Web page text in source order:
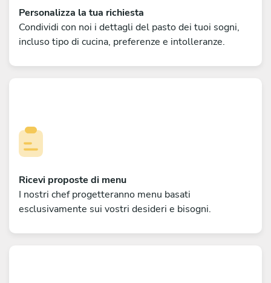
Personalizza la tua richiesta
Condividi con noi i dettagli del pasto dei tuoi sogni,
incluso tipo di cucina, preferenze e intolleranze.
Ricevi proposte di menu
I nostri chef progetteranno menu basati
esclusivamente sui vostri desideri e bisogni.